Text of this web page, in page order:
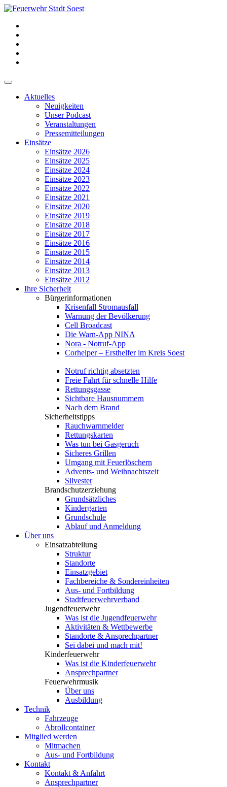
Aktuelles
Neuigkeiten
Unser Podcast
Veranstaltungen
Pressemitteilungen
Einsätze
Einsätze 2026
Einsätze 2025
Einsätze 2024
Einsätze 2023
Einsätze 2022
Einsätze 2021
Einsätze 2020
Einsätze 2019
Einsätze 2018
Einsätze 2017
Einsätze 2016
Einsätze 2015
Einsätze 2014
Einsätze 2013
Einsätze 2012
Ihre Sicherheit
Bürgerinformationen
Krisenfall Stromausfall
Warnung der Bevölkerung
Cell Broadcast
Die Warn-App NINA
Nora - Notruf-App
Corhelper – Ersthelfer im Kreis Soest
Notruf richtig absetzten
Freie Fahrt für schnelle Hilfe
Rettungsgasse
Sichtbare Hausnummern
Nach dem Brand
Sicherheitstipps
Rauchwarnmelder
Rettungskarten
Was tun bei Gasgeruch
Sicheres Grillen
Umgang mit Feuerlöschern
Advents- und Weihnachtszeit
Silvester
Brandschutzerziehung
Grundsätzliches
Kindergarten
Grundschule
Ablauf und Anmeldung
Über uns
Einsatzabteilung
Struktur
Standorte
Einsatzgebiet
Fachbereiche & Sondereinheiten
Aus- und Fortbildung
Stadtfeuerwehrverband
Jugendfeuerwehr
Was ist die Jugendfeuerwehr
Aktivitäten & Wettbewerbe
Standorte & Ansprechpartner
Sei dabei und mach mit!
Kinderfeuerwehr
Was ist die Kinderfeuerwehr
Ansprechpartner
Feuerwehrmusik
Über uns
Ausbildung
Technik
Fahrzeuge
Abrollcontainer
Mitglied werden
Mitmachen
Aus- und Fortbildung
Kontakt
Kontakt & Anfahrt
Ansprechpartner